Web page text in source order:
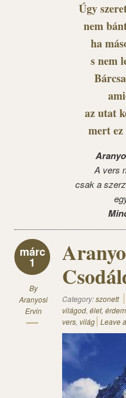
Úgy
nem
ha
s nem
az utat
mert ez
A vers
csak a
márc
1
By
Aranyosi
Ervin
Category:szonett
világod, élet,
vers, világ Leave